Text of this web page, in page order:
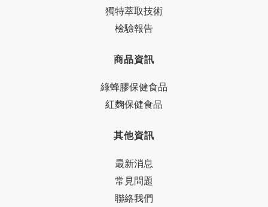
獨特萃取技術
檢驗報告
商品資訊
綠蜂膠保健食品
紅麴保健食品
其他資訊
最新消息
常見問題
聯絡我們